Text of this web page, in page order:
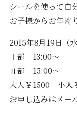
シールを使って自
お子様からお年寄
2015年8月19日（水
Ⅰ部 13:00～
Ⅱ部 15:00～
大人￥1500 小人
お申し込みはメー